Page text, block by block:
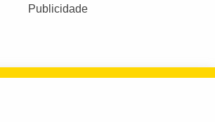
Publicidade